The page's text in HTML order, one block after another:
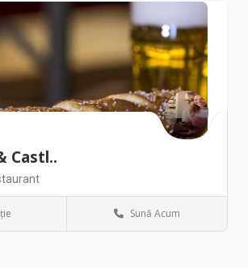
Castl..
Chicago
Sună Acum